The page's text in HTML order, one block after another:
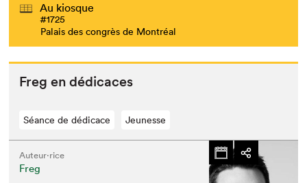
Au kiosque
#1725
Palais des congrès de Montréal
Freg en dédicaces
Séance de dédicace Jeunesse
Auteur·rice
Freg